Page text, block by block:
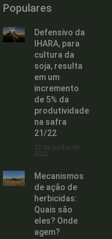
Populares
Defensivo da
IHARA, para
cultura da
soja, resulta
em um
incremento
de 5% da
produtividade
na safra
21/22
22 de junho de
2022
Mecanismos
de ação de
herbicidas:
Quais são
eles? Onde
agem?